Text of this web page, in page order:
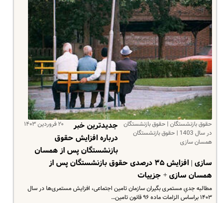
حقوق بازنشستگان | حقوق بازنشستگان
در سال 1403 | حقوق بازنشستگان
همسان سازی
۲۰ فروردین ۱۴۰۳
جدیدترین خبر
درباره افزایش حقوق
بازنشستگان پس از همسان
سازی | افزایش ۳۵ درصدی حقوق بازنشستگان پس از
همسان سازی + جزییات
مطالبه جدیِ مستمری بگیران سازمان تامین اجتماعی، افزایش مستمری‌ها در سال
۱۴۰۳ براساس الزامات ماده ۹۶ قانون تامین…